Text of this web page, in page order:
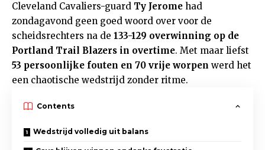
Cleveland Cavaliers-guard Ty Jerome had
zondagavond geen goed woord over voor de
scheidsrechters na de 133-129 overwinning op de
Portland Trail Blazers in overtime. Met maar liefst
53 persoonlijke fouten en 70 vrije worpen werd het
een chaotische wedstrijd zonder ritme.
Contents
Wedstrijd volledig uit balans